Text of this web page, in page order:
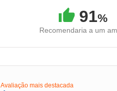
91%
Recomendaria a um
Avaliação mais destacada